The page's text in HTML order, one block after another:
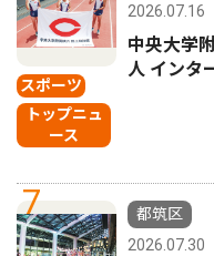
スポーツ
トップニュ
ース
2026.07.16
中央大学
人 インタ
7
都筑区
2026.07.30